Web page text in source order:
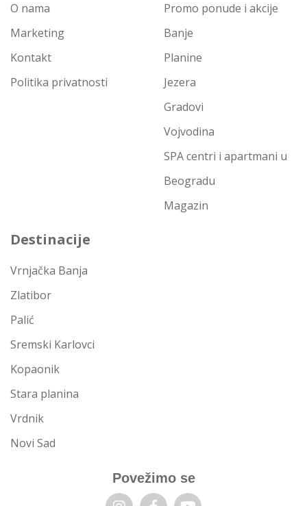
O nama
Marketing
Kontakt
Politika privatnosti
Promo ponude i akcije
Banje
Planine
Jezera
Gradovi
Vojvodina
SPA centri i apartmani u
Beogradu
Magazin
Destinacije
Vrnjačka Banja
Zlatibor
Palić
Sremski Karlovci
Kopaonik
Stara planina
Vrdnik
Novi Sad
Povežimo se